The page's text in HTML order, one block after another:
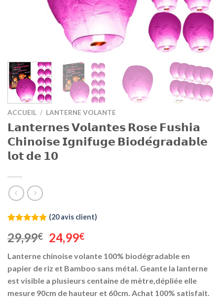
ACCUEIL / LANTERNE VOLANTE
𝗟𝗮𝗻𝘁𝗲𝗿𝗻𝗲𝘀 𝗩𝗼𝗹𝗮𝗻𝘁𝗲𝘀 𝗥𝗼𝘀𝗲 𝗙𝘂𝘀𝗵𝗶𝗮
𝗖𝗵𝗶𝗻𝗼𝗶𝘀𝗲 𝗜𝗴𝗻𝗶𝗳𝘂𝗴𝗲 𝗕𝗶𝗼𝗱𝗲́𝗴𝗿𝗮𝗱𝗮𝗯𝗹𝗲
𝗹𝗼𝘁 𝗱𝗲 𝟭𝟬
sur 5 basé
sur
notations
client
(20avis client)
29,99€ Le
prix
initial
était :
29,99€.
24,99€Le
actuel
est :
24,99€.
Lanterne chinoise volante 100% biodégradable en
papier de riz et Bamboo sans métal. Geante la lanterne
est visible a plusieurs centaine de mètre,dépliée elle
mesure 90cm de hauteur et 60cm. Achat 100% satisfait.